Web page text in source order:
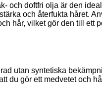
doftfri olja är den
och återfukta håret.
hår, vilket gör den till ett
utan syntetiska
du gör ett medvetet och